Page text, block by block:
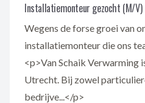
Installatiemonteur gezocht (M/V)
Wegens de forse groei van
installatiemonteur die ons
<p>Van Schaik Verwarming
Utrecht. Bij zowel
bedrijve...</p>